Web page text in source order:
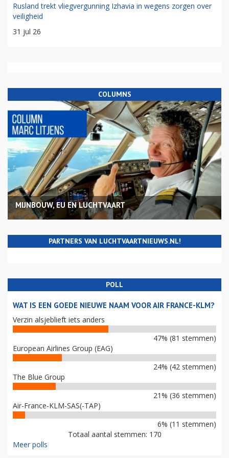
Rusland trekt vliegvergunning Izhavia in wegens zorgen over
veiligheid
31 jul 26
COLUMNS
MIJNBOUW, EU EN LUCHTVAART
PARTNERS VAN LUCHTVAARTNIEUWS.NL!
POLL
WAT IS EEN GOEDE NIEUWE NAAM VOOR AIR FRANCE-KLM?
Verzin alsjeblieft iets anders
47% (81 stemmen)
European Airlines Group (EAG)
24% (42 stemmen)
The Blue Group
21% (36 stemmen)
Air-France-KLM-SAS(-TAP)
6% (11 stemmen)
Totaal aantal stemmen: 170
Meer polls